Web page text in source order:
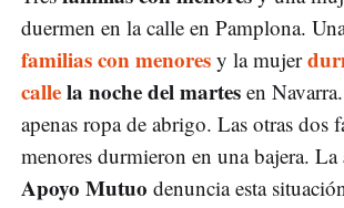
duermen en la calle en Pamplona.
familias con menores y la mujer
callela noche del martes en
apenas ropa de abrigo. Las otras dos
menores durmieron en una bajera. La
Apoyo Mutuo denuncia esta